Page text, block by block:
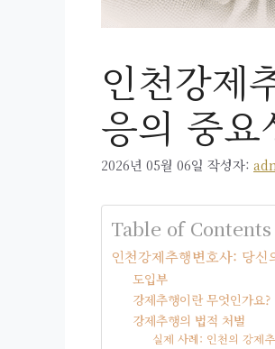
인천강제
응의 중요
2026년 05월 06일 작성자:
Table of Contents
인천강제추행변호사: 당
도입부
강제추행이란 무엇인가요?
강제추행의 법적 처벌
실제 사례: 인천의 강제